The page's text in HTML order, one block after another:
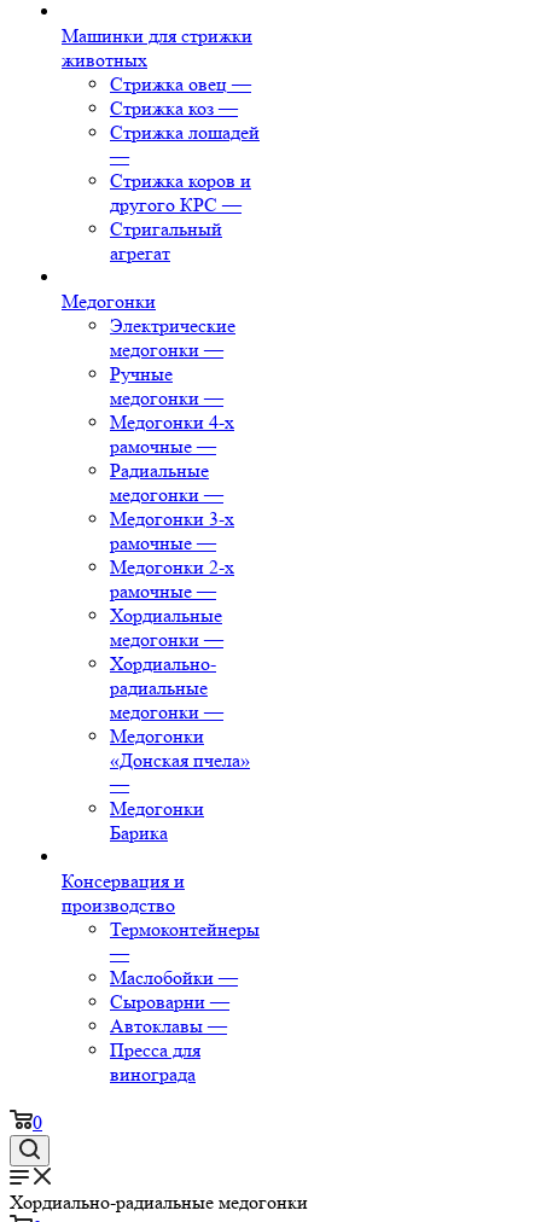
Машинки для стрижки
животных
Стрижка овец —
Стрижка коз —
Стрижка лошадей
—
Стрижка коров и
другого КРС —
Стригальный
агрегат
Медогонки
Электрические
медогонки —
Ручные
медогонки —
Медогонки 4-х
рамочные —
Радиальные
медогонки —
Медогонки 3-х
рамочные —
Медогонки 2-х
рамочные —
Хордиальные
медогонки —
Хордиально-
радиальные
медогонки —
Медогонки
«Донская пчела»
—
Медогонки
Барика
Консервация и
производство
Термоконтейнеры
—
Маслобойки —
Сыроварни —
Автоклавы —
Пресса для
винограда
0
Хордиально-радиальные медогонки